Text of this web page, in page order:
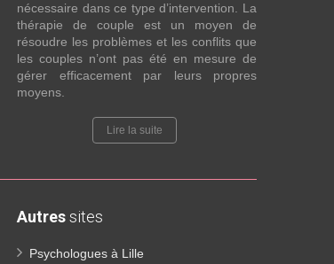
nécessaire dans ce type d’intervention. La
thérapie de couple est un moyen de
résoudre les problèmes et les conflits que
les couples n’ont pas été en mesure de
gérer efficacement par leurs propres
moyens.
Lire la suite
Autressites
Psychologues à Lille